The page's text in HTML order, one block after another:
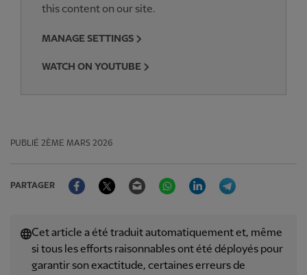
this content on our site.
MANAGE SETTINGS
WATCH ON YOUTUBE
PUBLIÉ 2ÈME MARS 2026
PARTAGER
FacebookTwitter Email WhatsAppLinkedIn
Cet article a été traduit automatiquement et, même
si tous les efforts raisonnables ont été déployés pour
garantir son exactitude, certaines erreurs de